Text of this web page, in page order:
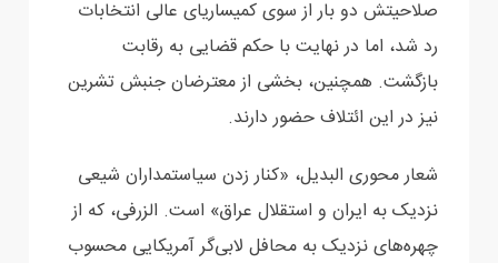
صلاحیتش دو بار از سوی کمیساریای عالی انتخابات
رد شد، اما در نهایت با حکم ‏قضایی به رقابت
بازگشت. همچنین، بخشی از معترضان جنبش تشرین
نیز در این ائتلاف حضور دارند.
شعار ‏محوری البدیل، «کنار زدن سیاستمداران شیعی
نزدیک به ایران و استقلال عراق» است. الزرفی، که از
‏چهره‌های نزدیک به محافل لابی‌گر آمریکایی محسوب